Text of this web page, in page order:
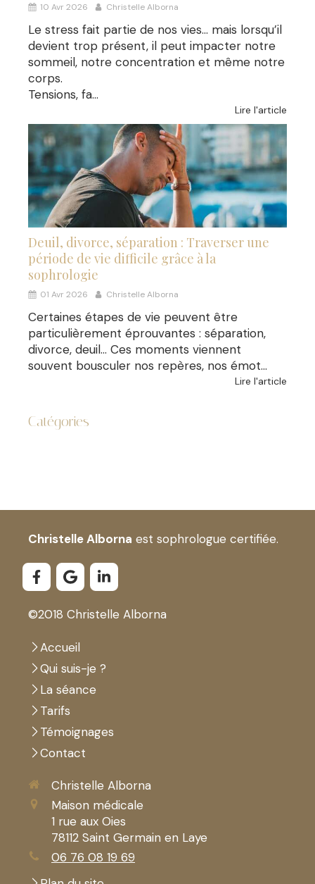
10 Avr 2026 Christelle Alborna
Le stress fait partie de nos vies… mais lorsqu’il
devient trop présent, il peut impacter notre
sommeil, notre concentration et même notre
corps.
Tensions, fa...
Lire l'article
Deuil, divorce, séparation : Traverser une
période de vie difficile grâce à la
sophrologie
01 Avr 2026 Christelle Alborna
Certaines étapes de vie peuvent être
particulièrement éprouvantes : séparation,
divorce, deuil… Ces moments viennent
souvent bousculer nos repères, nos émot...
Lire l'article
Catégories
Christelle Alborna est sophrologue certifiée.
©2018 Christelle Alborna
Accueil
Qui suis-je ?
La séance
Tarifs
Témoignages
Contact
Christelle Alborna
Maison médicale
1 rue aux Oies
78112 Saint Germain en Laye
06 76 08 19 69